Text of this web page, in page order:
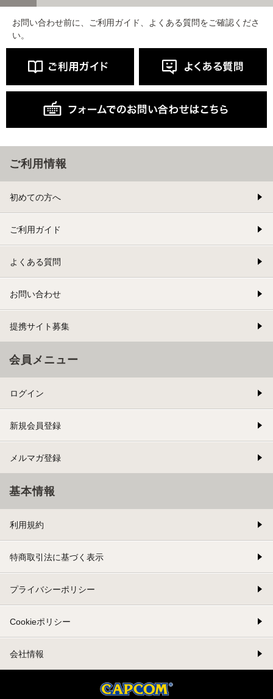
お問い合わせ前に、ご利用ガイド、よくある質問をご確認くださ
い。
ご利用情報
初めての方へ
ご利用ガイド
よくある質問
お問い合わせ
提携サイト募集
会員メニュー
ログイン
新規会員登録
メルマガ登録
基本情報
利用規約
特商取引法に基づく表示
プライバシーポリシー
Cookieポリシー
会社情報